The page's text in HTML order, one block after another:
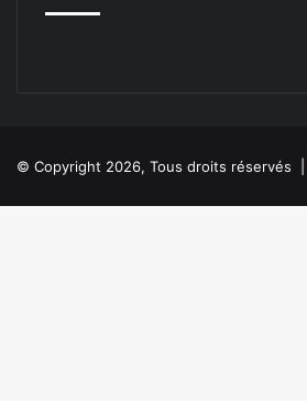
© Copyright 2026, Tous droits réservés |